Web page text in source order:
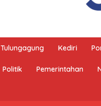
Tulungagung Kediri
Politik Pemerintahan